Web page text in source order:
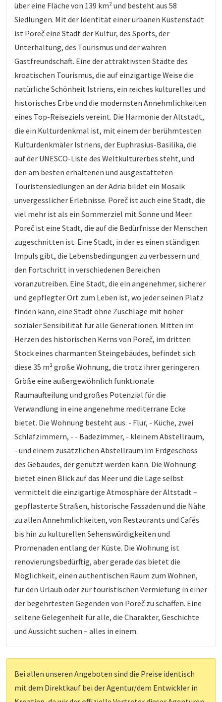
über eine Fläche von 139 km² und besteht aus 58
Siedlungen. Mit der Identität einer urbanen Küstenstadt
ist Poreč eine Stadt der Kultur, des Sports, der
Unterhaltung, des Tourismus und der wahren
Gastfreundschaft. Eine der attraktivsten Städte des
kroatischen Tourismus, die auf einzigartige Weise die
natürliche Schönheit Istriens, ein reiches kulturelles und
historisches Erbe und die modernsten Annehmlichkeiten
eines Top-Reiseziels vereint. Die Harmonie der Altstadt,
die ein Kulturdenkmal ist, mit einem der berühmtesten
Kulturdenkmäler Istriens, der Euphrasius-Basilika, die
auf der UNESCO-Liste des Weltkulturerbes steht, und
den am besten erhaltenen und ausgestatteten
Touristensiedlungen an der Adria bildet ein Mosaik
unvergesslicher Erlebnisse. Poreč ist auch eine Stadt, die
viel mehr ist als ein Sommerziel mit Sonne und Meer.
Poreč ist eine Stadt, die auf die Bedürfnisse der Menschen
zugeschnitten ist. Eine Stadt, in der es einen ständigen
Impuls gibt, die Lebensbedingungen zu verbessern und
den Fortschritt in verschiedenen Bereichen
voranzutreiben. Eine Stadt, die ein angenehmer, sicherer
und gepflegter Ort zum Leben ist, wo jeder seinen Platz
finden kann, eine Stadt ohne Zuschläge mit hoher
sozialer Sensibilität für alle Generationen. Mitten im
Herzen des historischen Kerns von Poreč, im dritten
Stock eines charmanten Steingebäudes, befindet sich
diese 35 m² große Wohnung, die trotz ihrer geringeren
Größe eine außergewöhnlich funktionale
Raumaufteilung und großes Potenzial für die
Verwandlung in eine angenehme mediterrane Ecke
bietet. Die Wohnung besteht aus: - Flur, - Küche, zwei
Schlafzimmern, - - Badezimmer, - kleinem Abstellraum,
- und einem zusätzlichen Abstellraum im Erdgeschoss
des Gebäudes, der genutzt werden kann. Die Wohnung
bietet einen Blick auf das Meer und die Lage selbst
vermittelt die einzigartige Atmosphäre der Altstadt –
gepflasterte Straßen, historische Fassaden und die Nähe
zu allen Annehmlichkeiten, von Restaurants und Cafés
bis hin zu kulturellen Sehenswürdigkeiten und
Promenaden entlang der Küste. Die Wohnung ist
renovierungsbedürftig, aber gerade das bietet die
Möglichkeit, einen authentischen Raum zum Wohnen,
für den Urlaub oder zur touristischen Vermietung in einer
der begehrtesten Gegenden von Poreč zu schaffen. Eine
seltene Gelegenheit für alle, die Charakter, Geschichte
und Aussicht suchen – alles in einem.
Bei allen unseren Angeboten sind die Preise identisch
mit dem Direktkauf bei der Agentur/dem Entwickler in